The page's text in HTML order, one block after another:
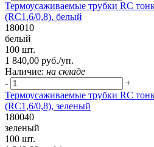
Термоусаживаемые трубки RC
(RC1,6/0,8), белый
180010
белый
100 шт.
1 840,00 руб./уп.
Наличие: на складе
-
+
Термоусаживаемые трубки RC
(RC1,6/0,8), зеленый
180040
зеленый
100 шт.